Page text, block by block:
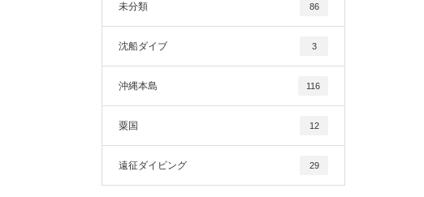
未分類 86
沈船ダイブ 3
沖縄本島 116
粟国 12
遠征ダイビング 29